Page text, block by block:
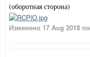
(оборотная сторона)
Изменено 17 Aug 2018